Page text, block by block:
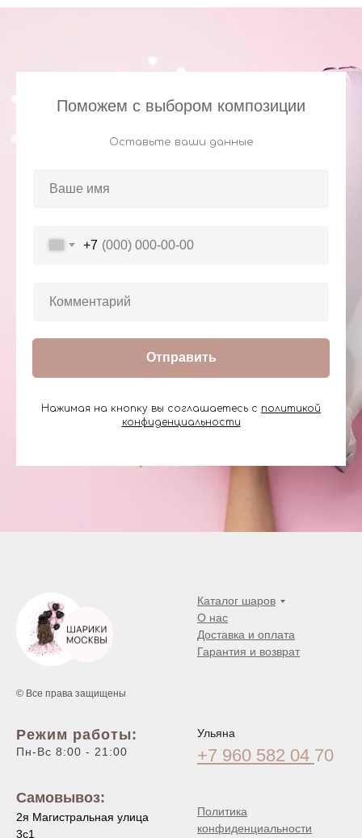
Поможем с выбором композиции
Оставьте ваши данные
+7
Отправить
Нажимая на кнопку вы соглашаетесь с политикой
конфиденциальности
© Все права защищены
Каталог шаров
О нас
Доставка и оплата
Гарантия и возврат
Режим работы:
Пн-Вс 8:00 - 21:00
Самовывоз:
2я Магистральная улица
3с1
Ульяна
+7 960 582 04 70
Политика
конфиденциальности